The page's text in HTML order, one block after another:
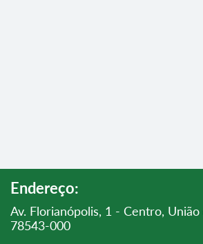
Endereço:
Av. Florianópolis, 1 - Centro,
78543-000